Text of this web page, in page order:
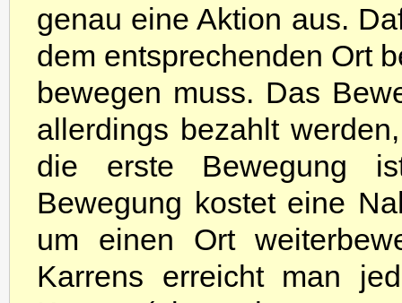
genau eine Aktion aus.
dem entsprechenden Ort
bewegen muss. Das
allerdings bezahlt
die erste Bewegung
Bewegung kostet eine
um einen Ort
Karrens erreicht man